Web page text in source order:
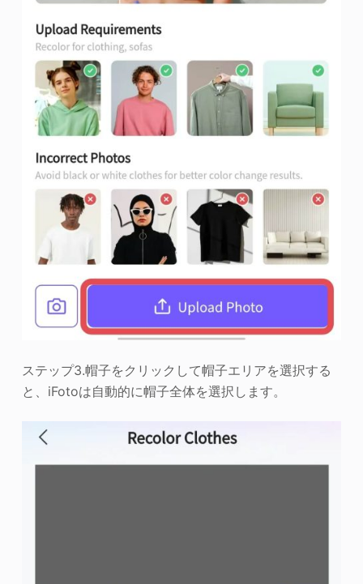
ステップ3.帽子をクリックして帽子エリアを選択する
と、iFotoは自動的に帽子全体を選択します。